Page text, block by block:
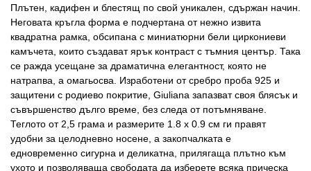
Плътен, кадифен и блестящ по свой уникален, сдържан начин.
Неговата кръгла форма е подчертана от нежно извита
квадратна рамка, обсипана с миниатюрни бели циркониеви
камъчета, които създават ярък контраст с тъмния център. Така
се ражда усещане за драматична елегантност, която не
натрапва, а омагьосва. Изработени от сребро проба 925 и
защитени с родиево покритие, Giuliana запазват своя блясък и
съвършенство дълго време, без следа от потъмняване.
Теглото от 2,5 грама и размерите 1.8 х 0.9 см ги правят
удобни за целодневно носене, а закопчалката е
едновременно сигурна и деликатна, прилягаща плътно към
ухото и позволяваща свободата да изберете всяка прическа